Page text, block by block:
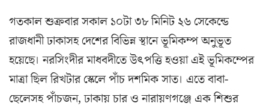
গতকাল শুক্রবার সকাল ১০টা ৩৮ মিনিট ২৬ সেকেন্ডে
রাজধানী ঢাকাসহ দেশের বিভিন্ন স্থানে ভূমিকম্প অনুভূত
হয়েছে। নরসিংদীর মাধবদীতে উৎপত্তি হওয়া এই ভূমিকম্পের
মাত্রা ছিল রিখটার স্কেলে পাঁচ দশমিক সাত। এতে বাবা-
ছেলেসহ পাঁচজন, ঢাকায় চার ও নারায়ণগঞ্জে এক শিশুর